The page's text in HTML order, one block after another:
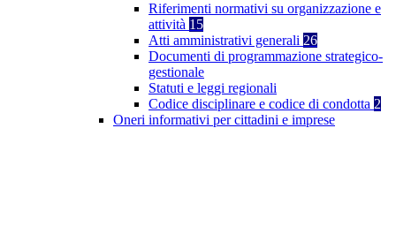
Riferimenti normativi su organizzazione e
attività 15
Atti amministrativi generali 26
Documenti di programmazione strategico-
gestionale
Statuti e leggi regionali
Codice disciplinare e codice di condotta 2
Oneri informativi per cittadini e imprese